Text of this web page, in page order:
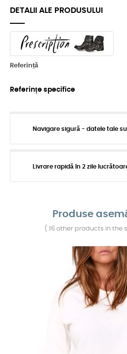
DETALII ALE PRODUSULUI
Referință
Referințe specifice
Navigare sigură - datele tale
Livrare rapidă în 2 zile
Produse
( 16 other products in the